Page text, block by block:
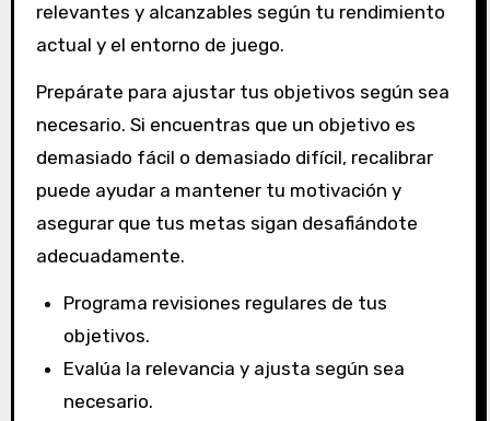
relevantes y alcanzables según tu rendimiento
actual y el entorno de juego.
Prepárate para ajustar tus objetivos según sea
necesario. Si encuentras que un objetivo es
demasiado fácil o demasiado difícil, recalibrar
puede ayudar a mantener tu motivación y
asegurar que tus metas sigan desafiándote
adecuadamente.
Programa revisiones regulares de tus
objetivos.
Evalúa la relevancia y ajusta según sea
necesario.